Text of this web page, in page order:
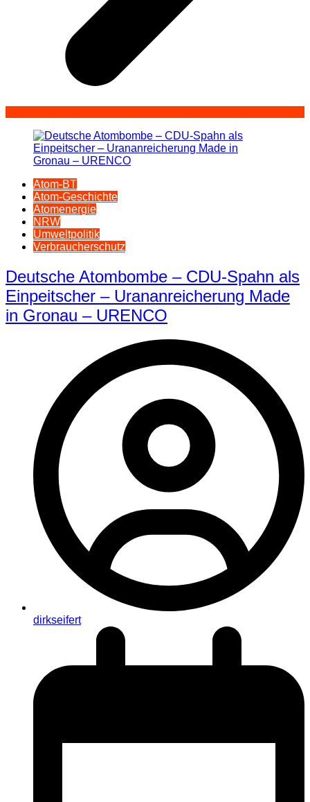
Atom-BT
Atom-Geschichte
Atomenergie
NRW
Umweltpolitik
Verbraucherschutz
Deutsche Atombombe – CDU-Spahn als
Einpeitscher – Urananreicherung Made
in Gronau – URENCO
dirkseifert